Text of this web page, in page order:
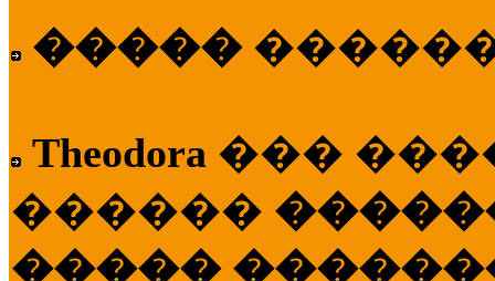
�����
Theodora ���
������
�����